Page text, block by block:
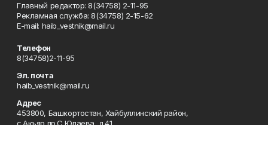
Главный редактор: 8(34758) 2-11-95
Рекламная служба: 8(34758) 2-15-62
Е-mаil: haib_vestnik@mail.ru
Телефон
8(34758)2-11-95
Эл. почта
haib_vestnik@mail.ru
Адрес
453800, Башкортостан, Хайбуллинский район,
с.Акъяр,пр.С.Юлаева, д.41.